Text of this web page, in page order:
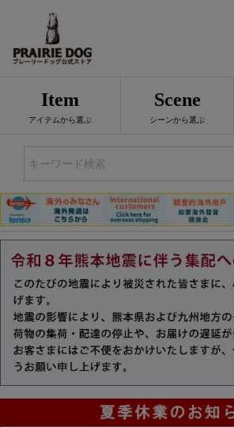
Item
アイテムから選ぶ
Scene
シーンから選ぶ